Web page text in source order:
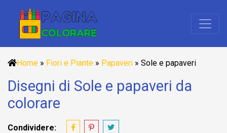
Home » Fiori e Piante » Papaveri » Sole e papaveri
Disegni di Sole e papaveri da
colorare
Condividere: